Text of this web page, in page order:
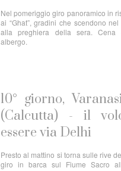
Nel pomeriggio giro panoramico in
ai “Ghat”, gradini che scendono
alla preghiera della sera. Cena
albergo.
10° giorno,
(Calcutta) - il
essere via Delhi
Presto al mattino si torna sulle rive
giro in barca sul Fiume Sacro